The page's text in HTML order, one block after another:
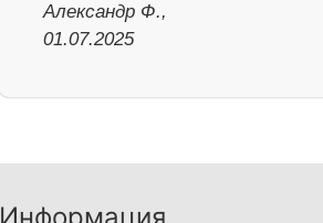
Александр Ф.,
01.07.2025
Информация